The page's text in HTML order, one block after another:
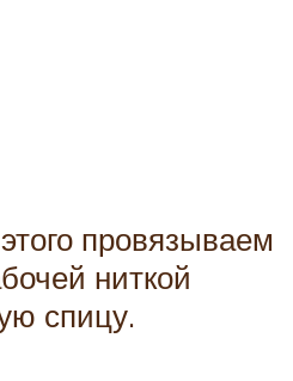
провязываем
ниткой
спицу.